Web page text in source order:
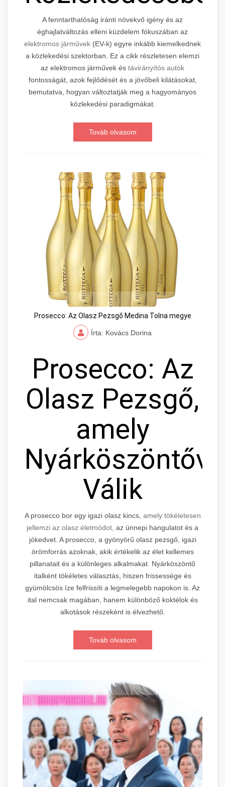
A fenntarthatóság iránti növekvő igény és az
éghajlatváltozás elleni küzdelem fókuszában az
elektromos járművek (EV-k) egyre inkább kiemelkednek
a közlekedési szektorban. Ez a cikk részletesen elemzi
az elektromos járművek és távirányítós autók
fontosságát, azok fejlődését és a jövőbeli kilátásokat,
bemutatva, hogyan változtatják meg a hagyományos
közlekedési paradigmákat.
Továb olvasom
Prosecco: Az Olasz Pezsgő Medina Tolna megye
Írta: Kovács Dorina
Prosecco: Az
Olasz Pezsgő,
amely
Nyárköszöntővé
Válik
A prosecco bor egy igazi olasz kincs, amely tökéletesen
jellemzi az olasz életmódot, az ünnepi hangulatot és a
jókedvet. A prosecco, a gyönyörű olasz pezsgő, igazi
örömforrás azoknak, akik értékelik az élet kellemes
pillanatait és a különleges alkalmakat. Nyárköszöntő
italként tökéletes választás, hiszen frissessége és
gyümölcsös íze felfrissíti a legmelegebb napokon is. Az
ital nemcsak magában, hanem különböző koktélok és
alkotások részeként is élvezhető.
Továb olvasom